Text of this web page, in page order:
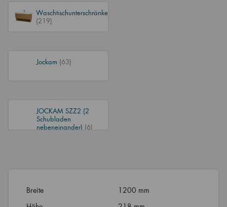
Waschtischunterschränke
(219)
Jockam (63)
JOCKAM SZZ2 (2
Schubladen
nebeneinander) (6)
Breite
1200 mm